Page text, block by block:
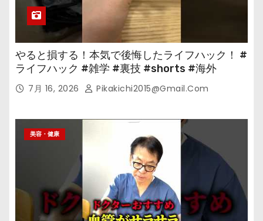
やると損する！本気で後悔したライフハック！ #
ライフハック #雑学 #裏技 #shorts #海外
7月 16, 2026 Pikakichi2015@gmail.com
美容・健康